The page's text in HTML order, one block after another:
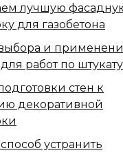
лучшую
для газобетона
и
работ по
стен к
декоративной
устранить